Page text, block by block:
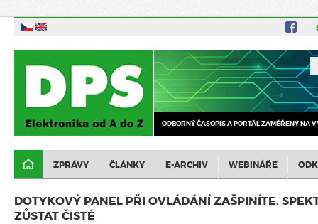
ODBORNÝ ČASOPIS A PORTÁL ZAMĚŘENÝ NA
ZPRÁVY ČLÁNKY E-ARCHIV WEBINÁŘE
DOTYKOVÝ PANEL PŘI OVLÁDÁNÍ ZAŠPINÍTE.
ZŮSTAT ČISTÉ